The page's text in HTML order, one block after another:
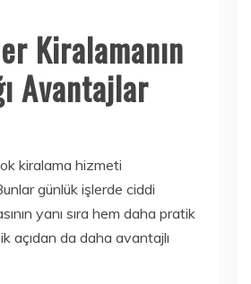
Kiralamanın
Avantajlar
kiralama hizmeti
günlük işlerde ciddi
yanı sıra hem daha pratik
açıdan da daha avantajlı